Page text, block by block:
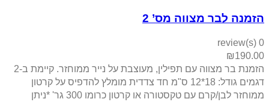
הזמנה לבר מצווה מס’ 2
0 review(s)
₪190.00
הזמנת בר מצווה עם תפילין, מעוצבת על נייר ממוחזר. קיימת ב-2
דגמים גודל: 18*12 ס"מ חד צדדית מומלץ להדפיס על קרטון
ממוחזר לבן/קרם עם טקסטורה או קרטון כרומו 300 גר' *ניתן